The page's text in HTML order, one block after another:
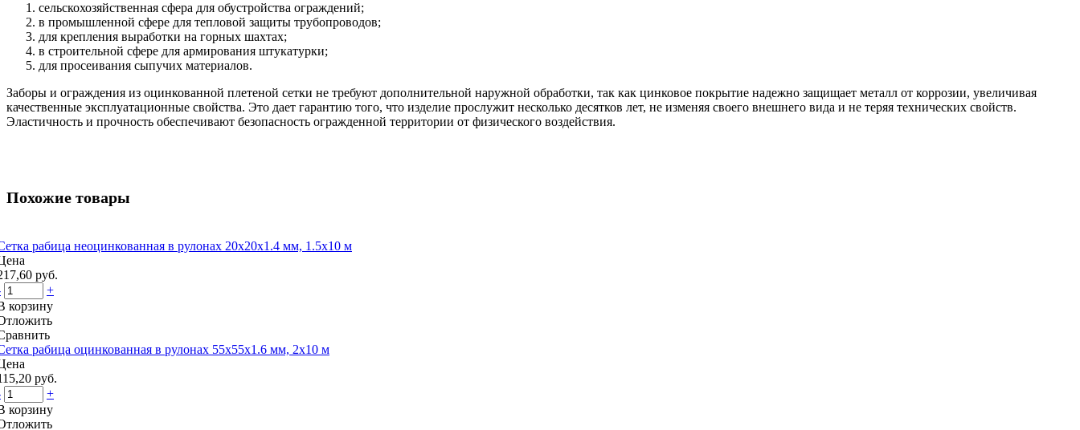
сельскохозяйственная сфера для обустройства ограждений;
в промышленной сфере для тепловой защиты трубопроводов;
для крепления выработки на горных шахтах;
в строительной сфере для армирования штукатурки;
для просеивания сыпучих материалов.
Заборы и ограждения из оцинкованной плетеной сетки не требуют дополнительной наружной обработки, так как цинковое покрытие надежно защищает металл от коррозии, увеличивая
качественные эксплуатационные свойства. Это дает гарантию того, что изделие прослужит несколько десятков лет, не изменяя своего внешнего вида и не теряя технических свойств.
Эластичность и прочность обеспечивают безопасность огражденной территории от физического воздействия.
Похожие товары
рабица неоцинкованная в рулонах 20x20x1.4 мм, 1.5x10 м
руб.
+
корзину
рабица оцинкованная в рулонах 55x55x1.6 мм, 2x10 м
руб.
+
корзину